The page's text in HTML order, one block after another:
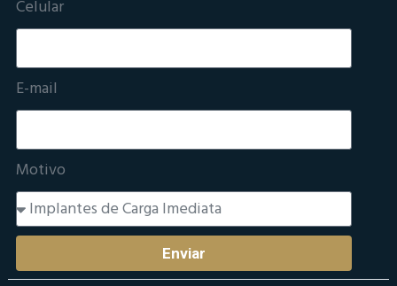
Celular
E-mail
Motivo
Enviar